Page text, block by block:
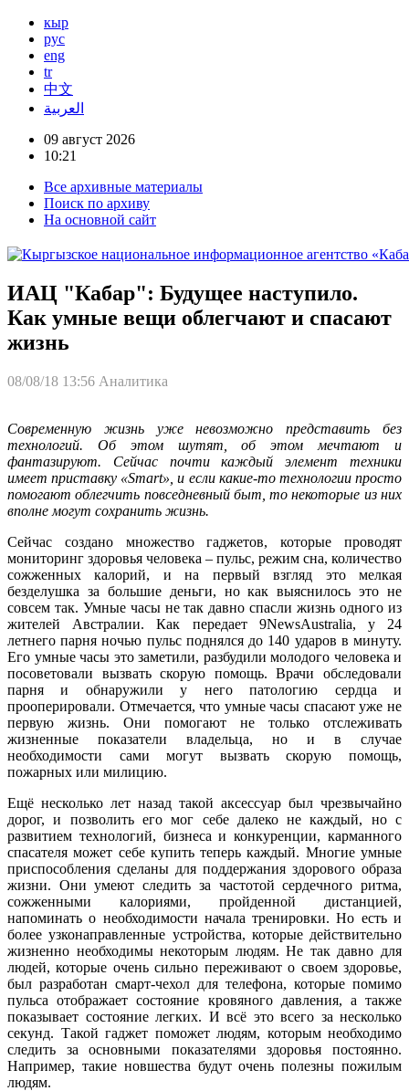
кыр
рус
eng
tr
中文
العربية
09 август 2026
10:21
Все архивные материалы
Поиск по архиву
На основной сайт
ИАЦ "Кабар": Будущее наступило.
Как умные вещи облегчают и спасают
жизнь
08/08/18 13:56 Аналитика
Современную жизнь уже невозможно представить без
технологий. Об этом шутят, об этом мечтают и
фантазируют. Сейчас почти каждый элемент техники
имеет приставку «Smart», и если какие-то технологии просто
помогают облегчить повседневный быт, то некоторые из них
вполне могут сохранить жизнь.
Сейчас создано множество гаджетов, которые проводят
мониторинг здоровья человека – пульс, режим сна, количество
сожженных калорий, и на первый взгляд это мелкая
безделушка за большие деньги, но как выяснилось это не
совсем так. Умные часы не так давно спасли жизнь одного из
жителей Австралии. Как передает 9NewsAustralia, у 24
летнего парня ночью пульс поднялся до 140 ударов в минуту.
Его умные часы это заметили, разбудили молодого человека и
посоветовали вызвать скорую помощь. Врачи обследовали
парня и обнаружили у него патологию сердца и
прооперировали. Отмечается, что умные часы спасают уже не
первую жизнь. Они помогают не только отслеживать
жизненные показатели владельца, но и в случае
необходимости сами могут вызвать скорую помощь,
пожарных или милицию.
Ещё несколько лет назад такой аксессуар был чрезвычайно
дорог, и позволить его мог себе далеко не каждый, но с
развитием технологий, бизнеса и конкуренции, карманного
спасателя может себе купить теперь каждый. Многие умные
приспособления сделаны для поддержания здорового образа
жизни. Они умеют следить за частотой сердечного ритма,
сожженными калориями, пройденной дистанцией,
напоминать о необходимости начала тренировки. Но есть и
более узконаправленные устройства, которые действительно
жизненно необходимы некоторым людям. Не так давно для
людей, которые очень сильно переживают о своем здоровье,
был разработан смарт-чехол для телефона, которые помимо
пульса отображает состояние кровяного давления, а также
показывает состояние легких. И всё это всего за несколько
секунд. Такой гаджет поможет людям, которым необходимо
следить за основными показателями здоровья постоянно.
Например, такие новшества будут очень полезны пожилым
людям.